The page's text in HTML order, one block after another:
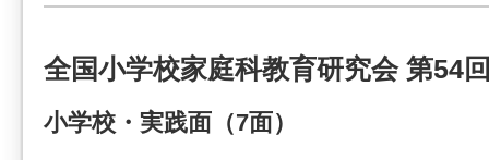
全国小学校家庭科教育研究会 第54
小学校・実践面（7面）